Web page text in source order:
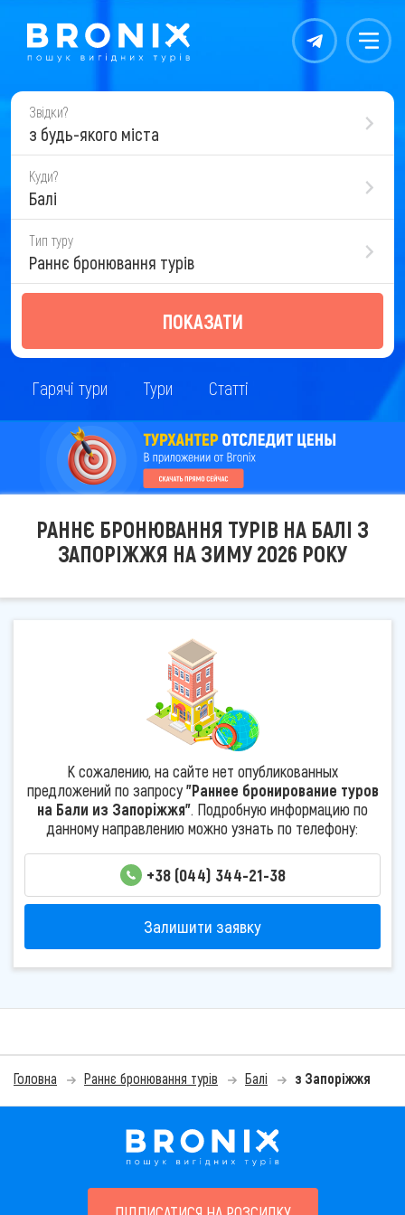
Контакты Меню
Звідки?
з будь-якого міста
Куди?
Балі
Тип туру
Раннє бронювання турів
ПОКАЗАТИ
Гарячі тури Тури Статті
РАННЄ БРОНЮВАННЯ ТУРІВ НА БАЛІ З
ЗАПОРІЖЖЯ НА ЗИМУ 2026 РОКУ
К сожалению, на сайте нет опубликованных
предложений по запросу"Раннее бронирование туров
на Бали из Запоріжжя". Подробную информацию по
данному направлению можно узнать по телефону:
+38 (044) 344-21-38
Залишити заявку
Головна Раннє бронювання турів Балі з Запоріжжя